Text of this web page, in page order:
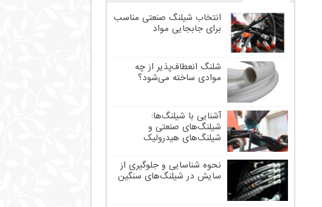
برچسب
انتخاب شیلنگ صنعتی مناسب
برای جابجایی مواد
شلنگ انعطاف‌پذیر از چه
موادی ساخته می‌شود؟
آشنایی با شیلنگ‌ها:
شیلنگ‌های صنعتی و
شیلنگ‌های هیدرولیک
نحوه شناسایی و جلوگیری از
سایش در شیلنگ‌های سنگین